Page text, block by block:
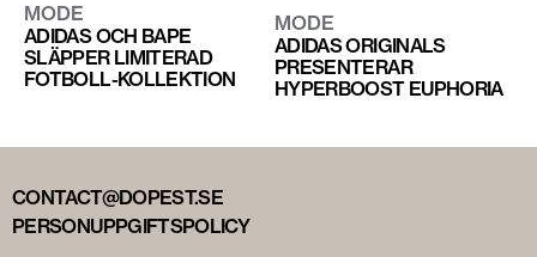
MODE
ADIDAS OCH BAPE
SLÄPPER LIMITERAD
FOTBOLL-KOLLEKTION
MODE
ADIDAS ORIGINALS
PRESENTERAR
HYPERBOOST EUPHORIA
CONTACT@DOPEST.SE
PERSONUPPGIFTSPOLICY